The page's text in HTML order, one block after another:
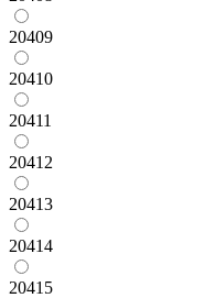
20409
20410
20411
20412
20413
20414
20415